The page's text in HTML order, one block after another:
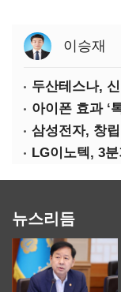
이승재
두산테스나,
아이폰 효과 ‘
LG이노텍, 3
뉴스리듬